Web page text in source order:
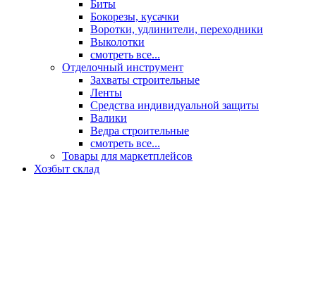
Биты
Бокорезы, кусачки
Воротки, удлинители, переходники
Выколотки
смотреть все...
Отделочный инструмент
Захваты строительные
Ленты
Средства индивидуальной защиты
Валики
Ведра строительные
смотреть все...
Товары для маркетплейсов
Хозбыт склад